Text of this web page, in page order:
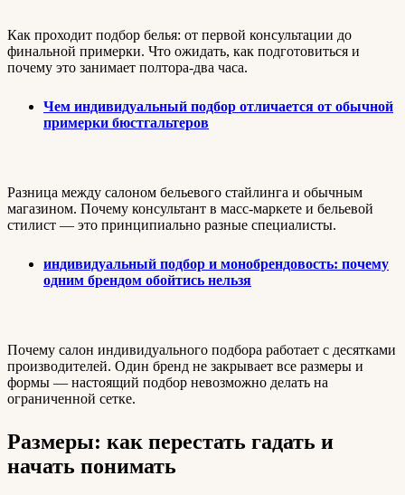
Как проходит подбор белья: от первой консультации до
финальной примерки. Что ожидать, как подготовиться и
почему это занимает полтора-два часа.
Чем индивидуальный подбор отличается от обычной
примерки бюстгальтеров
Разница между салоном бельевого стайлинга и обычным
магазином. Почему консультант в масс-маркете и бельевой
стилист — это принципиально разные специалисты.
индивидуальный подбор и монобрендовость: почему
одним брендом обойтись нельзя
Почему салон индивидуального подбора работает с десятками
производителей. Один бренд не закрывает все размеры и
формы — настоящий подбор невозможно делать на
ограниченной сетке.
Размеры: как перестать гадать и
начать понимать